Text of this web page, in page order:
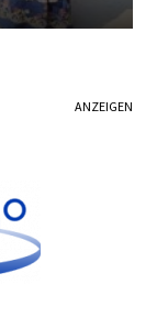
ANZEIGEN